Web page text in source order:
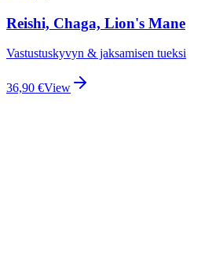
Reishi, Chaga, Lion's Mane
Vastustuskyvyn & jaksamisen tueksi
36,90 €View